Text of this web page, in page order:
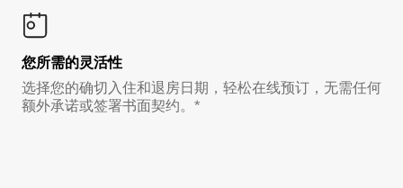
您所需的灵活性
选择您的确切入住和退房日期，轻松在线预订，无需任何
额外承诺或签署书面契约。*